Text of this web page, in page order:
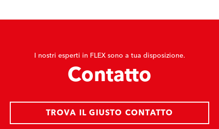
I nostri esperti in FLEX sono a tua disposizione.
Contatto
TROVA IL GIUSTO CONTATTO